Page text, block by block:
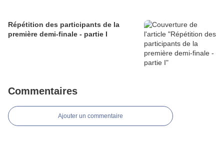
Répétition des participants de la
première demi-finale - partie I
Commentaires
Ajouter un commentaire